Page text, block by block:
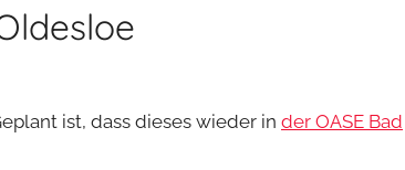
ist, dass dieses wieder in der OASE Bad